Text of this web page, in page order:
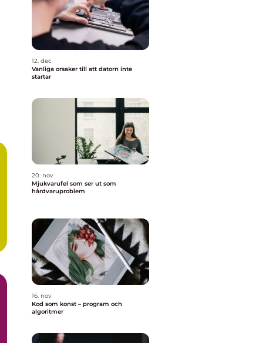
12. dec
Vanliga orsaker till att datorn inte
startar
20. nov
Mjukvarufel som ser ut som
hårdvaruproblem
16. nov
Kod som konst – program och
algoritmer